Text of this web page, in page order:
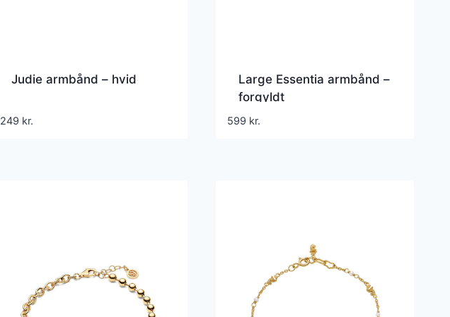
Judie armbånd – hvid
249 kr.
Large Essentia armbånd –
forgyldt
599 kr.